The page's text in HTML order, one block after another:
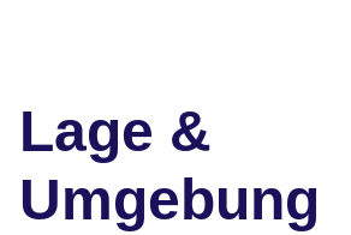
Lage &
Umgebung